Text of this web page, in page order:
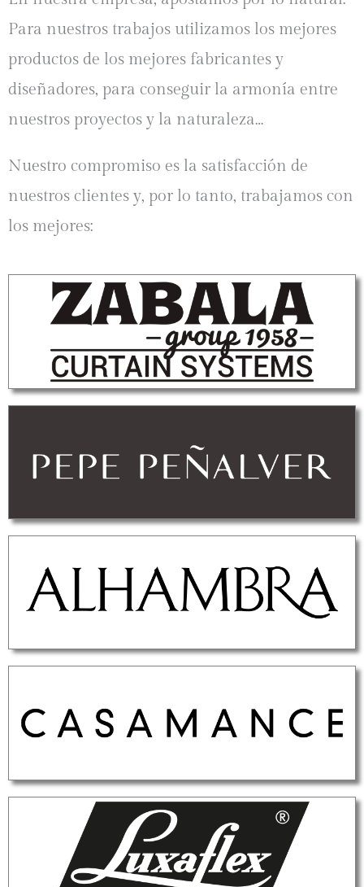
Para nuestros trabajos utilizamos los mejores
productos de los mejores fabricantes y
diseñadores, para conseguir la armonía entre
nuestros proyectos y la naturaleza…
Nuestro compromiso es la satisfacción de
nuestros clientes y, por lo tanto, trabajamos con
los mejores: